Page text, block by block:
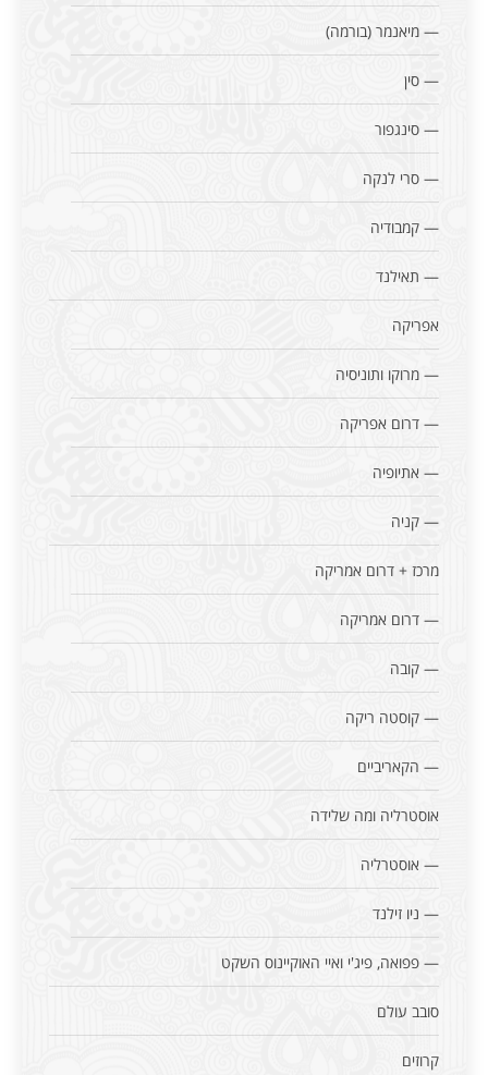
— מיאנמר (בורמה)
— סין
— סינגפור
— סרי לנקה
— קמבודיה
— תאילנד
אפריקה
— מרוקו ותוניסיה
— דרום אפריקה
— אתיופיה
— קניה
מרכז + דרום אמריקה
— דרום אמריקה
— קובה
— קוסטה ריקה
— הקאריביים
אוסטרליה ומה שלידה
— אוסטרליה
— ניו זילנד
— פפואה, פיג'י ואיי האוקיינוס השקט
סובב עולם
קרוזים